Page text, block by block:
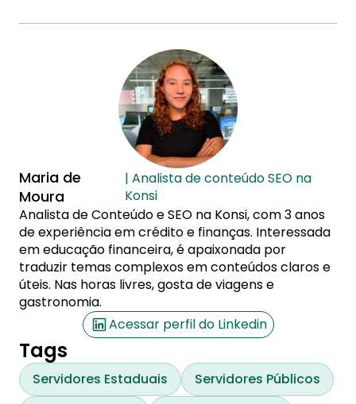
Maria de
Moura
| Analista de conteúdo SEO na
Konsi
Analista de Conteúdo e SEO na Konsi, com 3 anos
de experiência em crédito e finanças. Interessada
em educação financeira, é apaixonada por
traduzir temas complexos em conteúdos claros e
úteis. Nas horas livres, gosta de viagens e
gastronomia.
Acessar perfil do Linkedin
Tags
Servidores Estaduais
Servidores Públicos